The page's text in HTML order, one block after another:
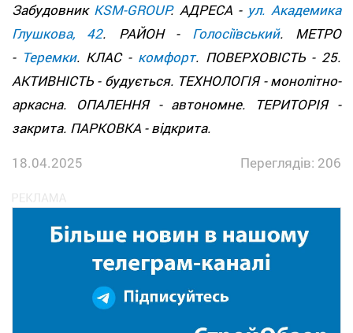
Забудовник KSM-GROUP. АДРЕСА - ул. Академика
Глушкова, 42. РАЙОН - Голосіївський. МЕТРО
- Теремки. КЛАС - комфорт. ПОВЕРХОВІСТЬ - 25.
АКТИВНІСТЬ - будується. ТЕХНОЛОГІЯ - монолітно-
аркасна. ОПАЛЕННЯ - автономне. ТЕРИТОРІЯ -
закрита. ПАРКОВКА - відкрита.
18.04.2025
Переглядів: 206